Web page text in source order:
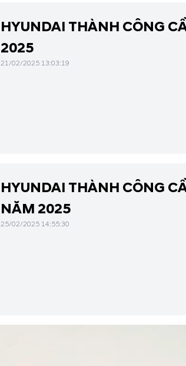
HYUNDAI THÀNH CÔNG
2025
21/02/2025 13:03:19
HYUNDAI THÀNH CÔNG
NĂM 2025
25/02/2025 14:55:30